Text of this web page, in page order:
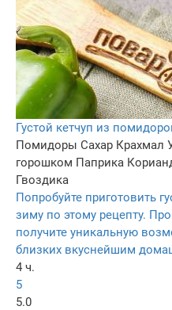
Густой кетчуп из
Помидоры Сахар Крахмал
горошком Паприка
Гвоздика
Попробуйте приготовить
зиму по этому рецепту.
получите уникальную
близких вкуснейшим
4 ч.
5
5.0